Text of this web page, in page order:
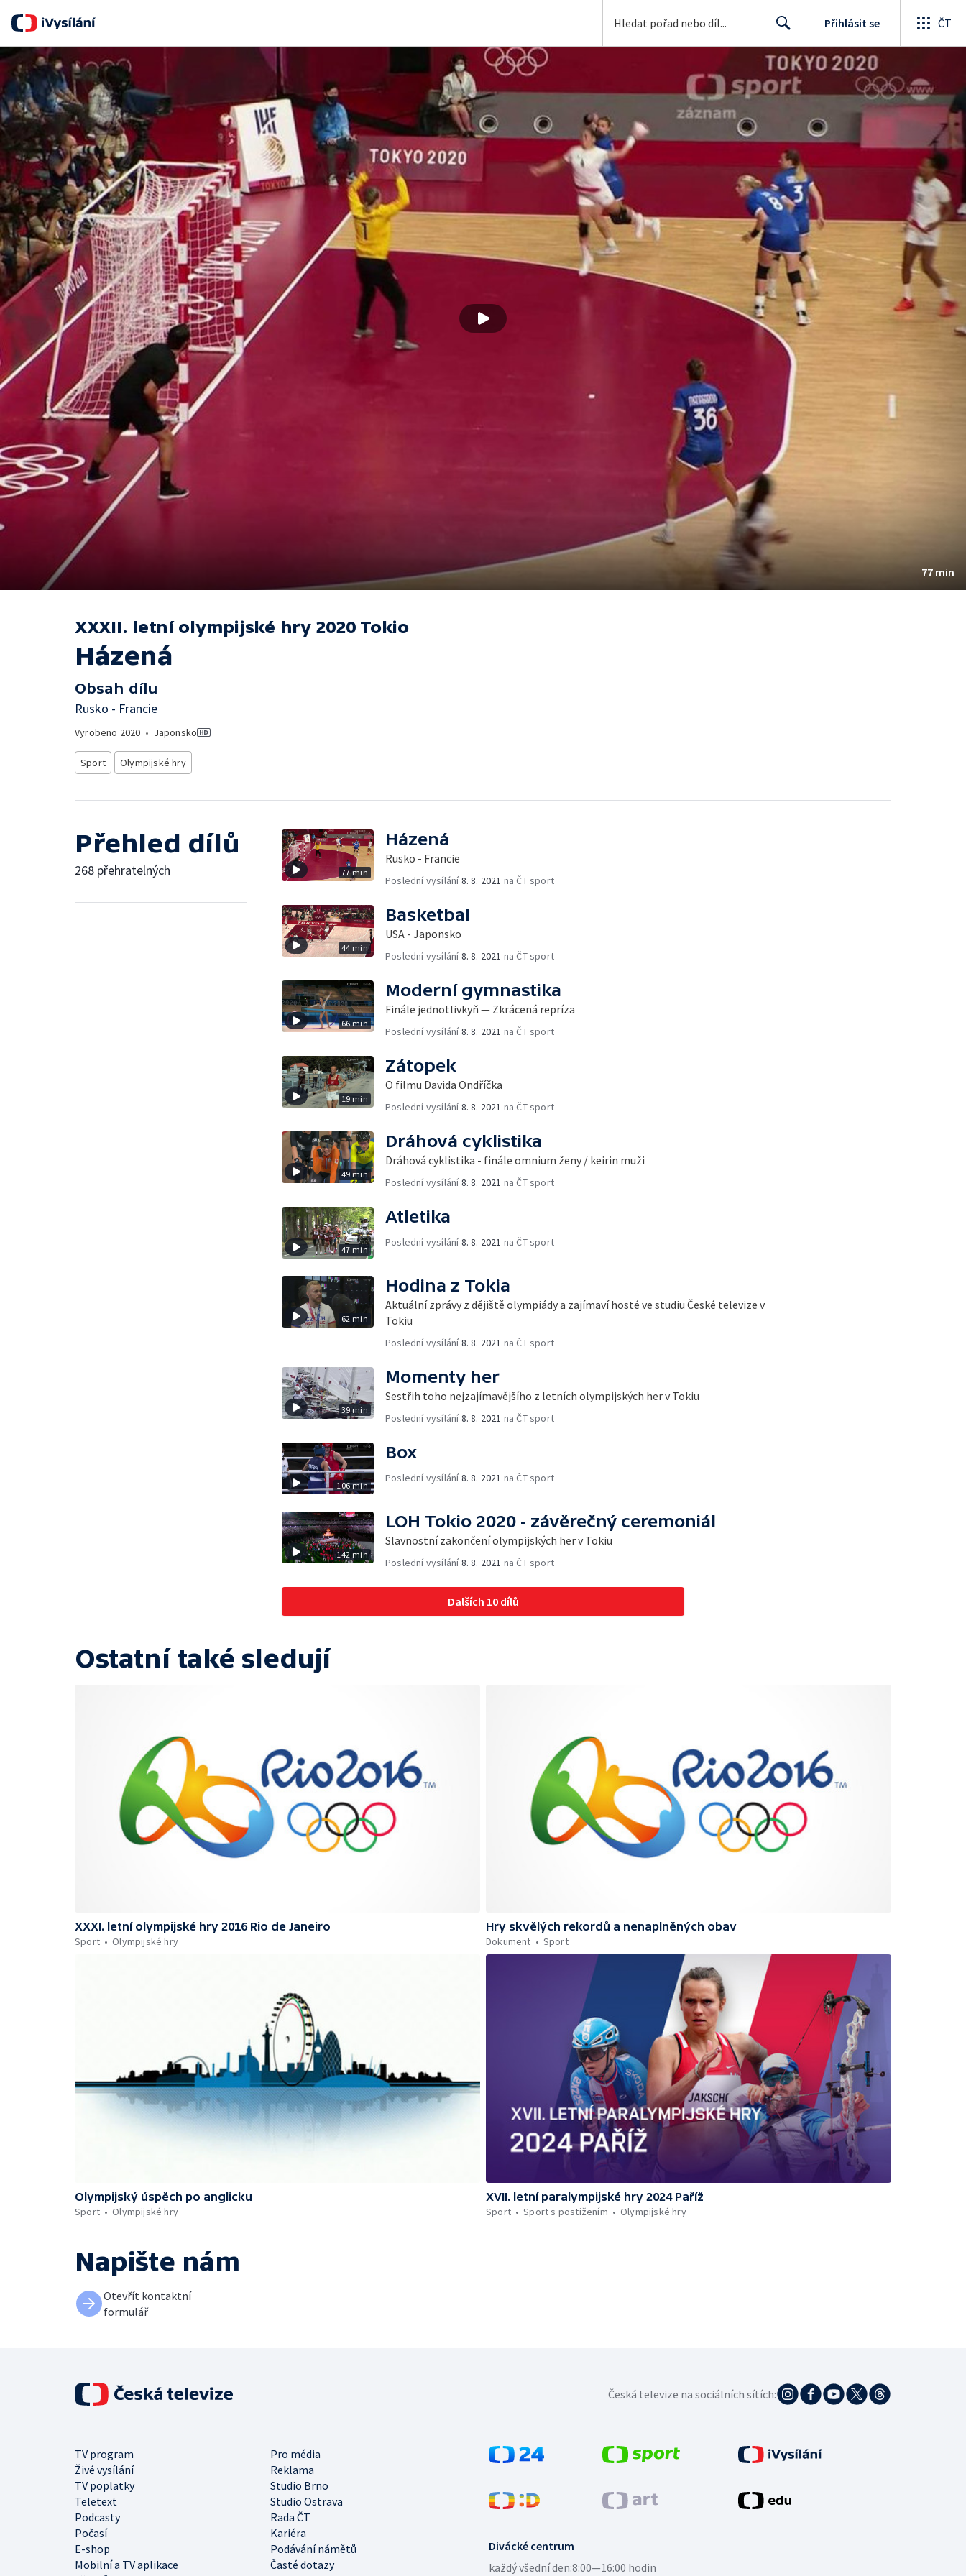
Přihlásit se ČT
77 min
XXXII. letní olympijské hry 2020 Tokio
Házená
Obsah dílu
Rusko - Francie
Vyrobeno 2020 • Japonsko
Sport Olympijské hry
Přehled dílů
268 přehratelných 77 min
Házená
Rusko - Francie
Poslední vysílání8. 8. 2021 na ČT sport
44 min
Basketbal
USA - Japonsko
Poslední vysílání8. 8. 2021 na ČT sport
66 min
Moderní gymnastika
Finále jednotlivkyň — Zkrácená repríza
Poslední vysílání8. 8. 2021 na ČT sport
19 min
Zátopek
O filmu Davida Ondříčka
Poslední vysílání8. 8. 2021 na ČT sport
49 min
Dráhová cyklistika
Dráhová cyklistika - finále omnium ženy / keirin muži
Poslední vysílání8. 8. 2021 na ČT sport
47 min
Atletika
Poslední vysílání8. 8. 2021 na ČT sport
62 min
Hodina z Tokia
Aktuální zprávy z dějiště olympiády a zajímaví hosté ve studiu České televize v
Tokiu
Poslední vysílání8. 8. 2021 na ČT sport
39 min
Momenty her
Sestřih toho nejzajímavějšího z letních olympijských her v Tokiu
Poslední vysílání8. 8. 2021 na ČT sport
106 min
Box
Poslední vysílání8. 8. 2021 na ČT sport
142 min
LOH Tokio 2020 - závěrečný ceremoniál
Slavnostní zakončení olympijských her v Tokiu
Poslední vysílání8. 8. 2021 na ČT sport
Dalších 10 dílů
Ostatní také sledují
XXXI. letní olympijské hry 2016 Rio de Janeiro
Sport
Olympijské hry
Hry skvělých rekordů a nenaplněných obav
Dokument
Sport
Olympijský úspěch po anglicku
Sport
Olympijské hry
XVII. letní paralympijské hry 2024 Paříž
Sport
Sport s postižením Olympijské hry
Napište nám
Otevřít kontaktní
formulář
Divácké centrum
každý všední den:8:00—16:00 hodin
TV program
Pro média
Živé vysílání
Reklama
TV poplatky
Studio Brno
Teletext
Studio Ostrava
Podcasty
Rada ČT
Počasí
Kariéra
E-shop
Podávání námětů
Mobilní a TV aplikace
Časté dotazy
Česká televize na sociálních sítích: